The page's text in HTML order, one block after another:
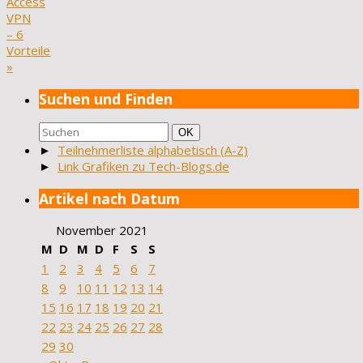
VPN
– 6
Vorteile
»
Suchen und Finden
Suchen
nach:
Suchen
OK
► Teilnehmerliste alphabetisch (A-Z)
► Link Grafiken zu Tech-Blogs.de
Artikel nach Datum
November 2021
M D M D F S
S
1
2 3 4 5 6
7
8
9 10 11 12 13 14
15 16 17 18 19 20 21
22 23 24 25 26 27 28
29 30